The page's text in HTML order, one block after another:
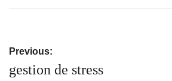
Post
navigation
Previous:
gestion de stress